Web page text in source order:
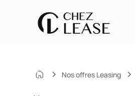
Nos offres Leasing